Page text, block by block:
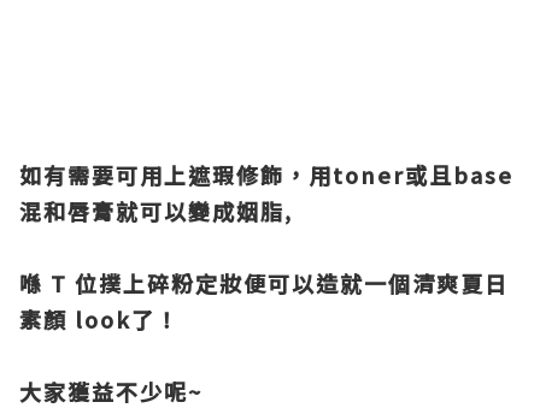
如有需要可用上遮瑕修飾，用toner或且base
混和唇膏就可以變成姻脂,
喺 T 位撲上碎粉定妝便可以造就一個清爽夏日
素顏 look了！
大家獲益不少呢~